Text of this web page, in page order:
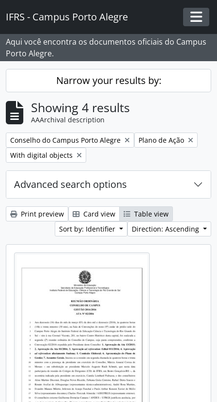
IFRS - Campus Porto Alegre
Aqui você encontra os documentos oficiais do Campus
Porto Alegre.
Narrow your results by:
Showing 4 results
AAArchival description
Remove filter:
Conselho do Campus Porto Alegre Remove filter:
Plano de Ação
Remove filter:
With digital objects
Advanced search options
Print preview Card view
Table view
Sort by: Identifier
Direction: Ascending